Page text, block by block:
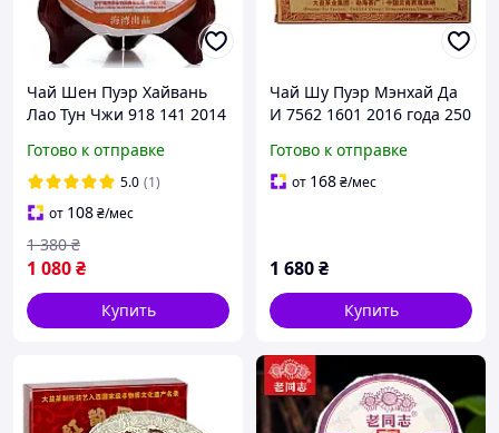
Чай Шен Пуэр Хайвань
Лао Тун Чжи 918 141 2014
Готово к отправке
5.0 (1)
от 108₴/мес
1 080₴
1 380 ₴
Купить
Чай Шу Пуэр Мэнхай Да
И 7562 1601 2016 года 250
Готово к отправке
от 168₴/мес
1 680₴
Купить